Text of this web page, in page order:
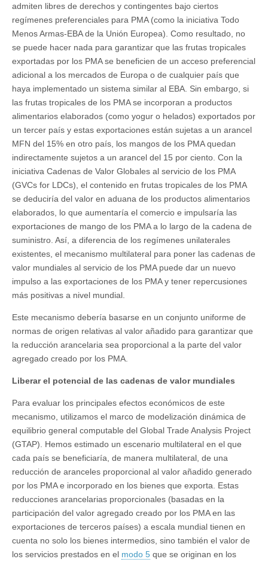
admiten libres de derechos y contingentes bajo ciertos
regímenes preferenciales para PMA (como la iniciativa Todo
Menos Armas-EBA de la Unión Europea). Como resultado, no
se puede hacer nada para garantizar que las frutas tropicales
exportadas por los PMA se beneficien de un acceso preferencial
adicional a los mercados de Europa o de cualquier país que
haya implementado un sistema similar al EBA. Sin embargo, si
las frutas tropicales de los PMA se incorporan a productos
alimentarios elaborados (como yogur o helados) exportados por
un tercer país y estas exportaciones están sujetas a un arancel
MFN del 15% en otro país, los mangos de los PMA quedan
indirectamente sujetos a un arancel del 15 por ciento. Con la
iniciativa Cadenas de Valor Globales al servicio de los PMA
(GVCs for LDCs), el contenido en frutas tropicales de los PMA
se deduciría del valor en aduana de los productos alimentarios
elaborados, lo que aumentaría el comercio e impulsaría las
exportaciones de mango de los PMA a lo largo de la cadena de
suministro. Así, a diferencia de los regímenes unilaterales
existentes, el mecanismo multilateral para poner las cadenas de
valor mundiales al servicio de los PMA puede dar un nuevo
impulso a las exportaciones de los PMA y tener repercusiones
más positivas a nivel mundial.
Este mecanismo debería basarse en un conjunto uniforme de
normas de origen relativas al valor añadido para garantizar que
la reducción arancelaria sea proporcional a la parte del valor
agregado creado por los PMA.
Liberar el potencial de las cadenas de valor mundiales
Para evaluar los principales efectos económicos de este
mecanismo, utilizamos el marco de modelización dinámica de
equilibrio general computable del Global Trade Analysis Project
(GTAP). Hemos estimado un escenario multilateral en el que
cada país se beneficiaría, de manera multilateral, de una
reducción de aranceles proporcional al valor añadido generado
por los PMA e incorporado en los bienes que exporta. Estas
reducciones arancelarias proporcionales (basadas en la
participación del valor agregado creado por los PMA en las
exportaciones de terceros países) a escala mundial tienen en
cuenta no solo los bienes intermedios, sino también el valor de
los servicios prestados en el modo 5 que se originan en los